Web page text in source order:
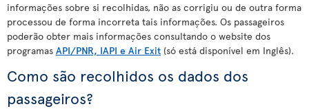
informações sobre si recolhidas, não as corrigiu ou de outra forma
processou de forma incorreta tais informações. Os passageiros
poderão obter mais informações consultando o website dos
programas API/PNR, IAPI e Air Exit (só está disponível em Inglês).
Como são recolhidos os dados dos
passageiros?